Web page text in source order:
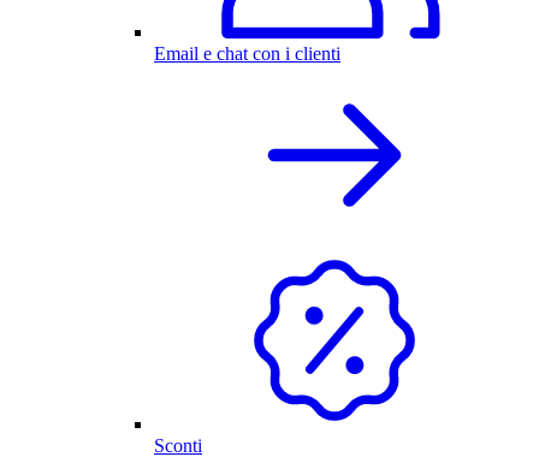
Email e chat con i clienti
Sconti